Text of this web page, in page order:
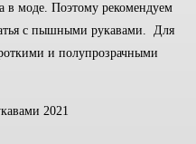
в моде. Поэтому рекомендуем
с пышными рукавами. Для
и полупрозрачными